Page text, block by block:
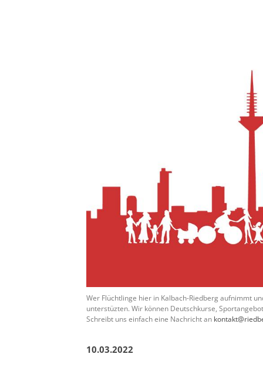
Wer Flüchtlinge hier in Kalbach-Riedberg aufnimmt
unterstüzten. Wir können Deutschkurse,
Schreibt uns einfach eine Nachricht an
10.03.2022